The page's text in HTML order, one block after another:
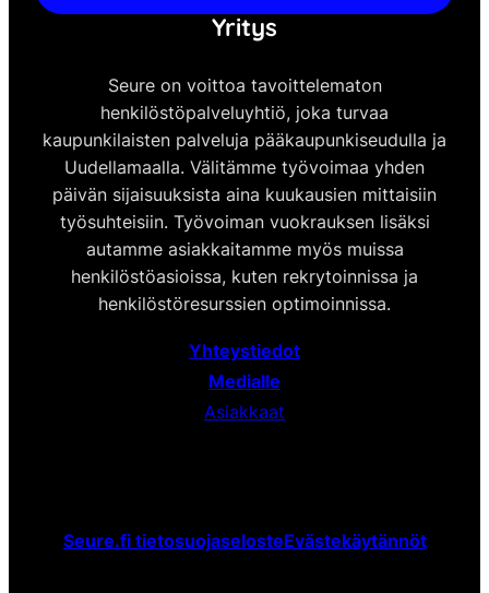
Yritys
Seure on voittoa tavoittelematon
henkilöstöpalveluyhtiö, joka turvaa
kaupunkilaisten palveluja pääkaupunkiseudulla ja
Uudellamaalla. Välitämme työvoimaa yhden
päivän sijaisuuksista aina kuukausien mittaisiin
työsuhteisiin. Työvoiman vuokrauksen lisäksi
autamme asiakkaitamme myös muissa
henkilöstöasioissa, kuten rekrytoinnissa ja
henkilöstöresurssien optimoinnissa.
Yhteystiedot
Medialle
Asiakkaat
Seure.fi tietosuojaselosteEvästekäytännöt